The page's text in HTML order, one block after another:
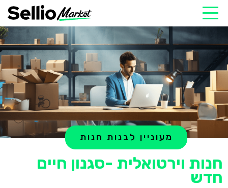
חנות וירטואלית -סגנון חיים
חדש
מעוניין לבנות חנות